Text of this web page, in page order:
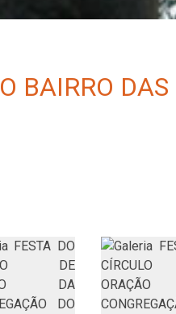
BAIRRO DAS